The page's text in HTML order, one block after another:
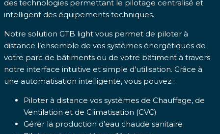
des technologies permettant le pilotage centralisé et
intelligent des équipements techniques.
Notre solution GTB light vous permet de piloter à
distance l’ensemble de vos systèmes énergétiques de
votre parc de bâtiments ou de votre bâtiment à travers
notre interface intuitive et simple d’utilisation. Grâce à
une automatisation intelligente, vous pouvez :
Piloter à distance vos systèmes de Chauffage, de
Ventilation et de Climatisation (CVC)
Gérer la production d’eau chaude sanitaire